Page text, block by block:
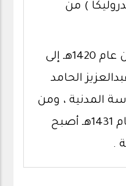
) من
من عام 1420هـ إلى
عبدالعزيز الحامد
المدنية ، ومن
عام 1426 إلى عام عام 1431هـ أصبح
.